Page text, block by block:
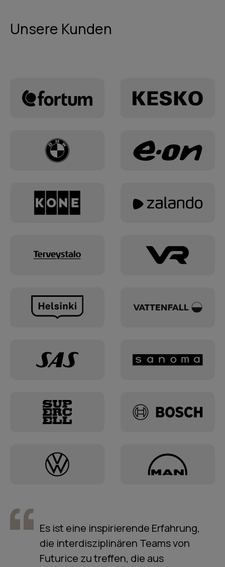
Unsere Kunden
Es ist eine inspirierende Erfahrung,
die interdisziplinären Teams von
Futurice zu treffen, die aus